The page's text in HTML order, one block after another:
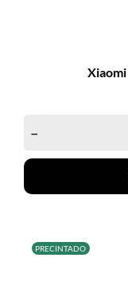
Xiaomi
–
PRECINTADO